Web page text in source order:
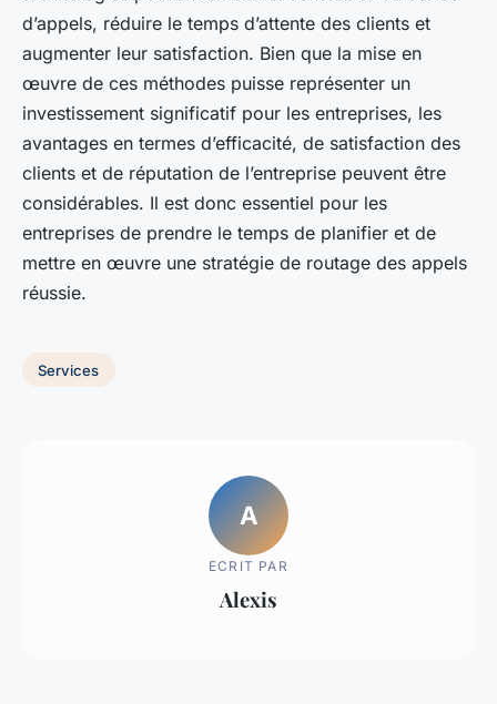
d’appels, réduire le temps d’attente des clients et
augmenter leur satisfaction. Bien que la mise en
œuvre de ces méthodes puisse représenter un
investissement significatif pour les entreprises, les
avantages en termes d’efficacité, de satisfaction des
clients et de réputation de l’entreprise peuvent être
considérables. Il est donc essentiel pour les
entreprises de prendre le temps de planifier et de
mettre en œuvre une stratégie de routage des appels
réussie.
Services
A
ECRIT PAR
Alexis